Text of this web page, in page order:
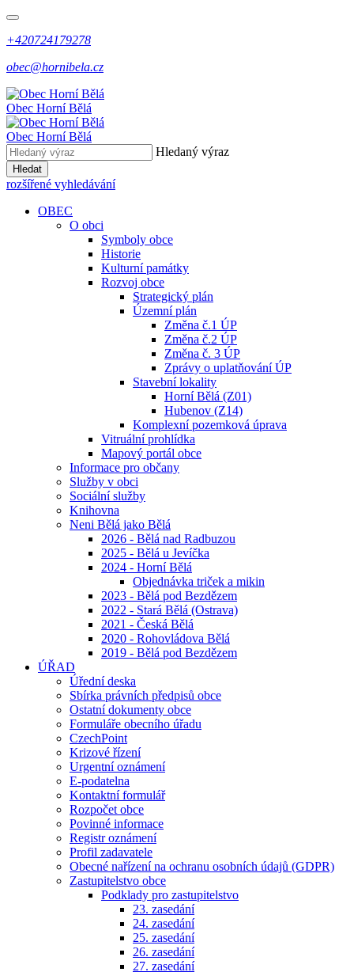
+420724179278
obec@hornibela.cz
Obec HorníBělá
Obec HorníBělá
Hledaný výraz
Hledat
rozšířené vyhledávání
OBEC
O obci
Symboly obce
Historie
Kulturní památky
Rozvoj obce
Strategický plán
Územní plán
Změna č.1 ÚP
Změna č.2 ÚP
Změna č. 3 ÚP
Zprávy o uplatňování ÚP
Stavební lokality
Horní Bělá (Z01)
Hubenov (Z14)
Komplexní pozemková úprava
Vitruální prohlídka
Mapový portál obce
Informace pro občany
Služby v obci
Sociální služby
Knihovna
Neni Bělá jako Bělá
2026 - Bělá nad Radbuzou
2025 - Bělá u Jevíčka
2024 - Horní Bělá
Objednávka triček a mikin
2023 - Bělá pod Bezdězem
2022 - Stará Bělá (Ostrava)
2021 - Česká Bělá
2020 - Rohovládova Bělá
2019 - Bělá pod Bezdězem
ÚŘAD
Úřední deska
Sbírka právních předpisů obce
Ostatní dokumenty obce
Formuláře obecního úřadu
CzechPoint
Krizové řízení
Urgentní oznámení
E-podatelna
Kontaktní formulář
Rozpočet obce
Povinné informace
Registr oznámení
Profil zadavatele
Obecné nařízení na ochranu osobních údajů (GDPR)
Zastupitelstvo obce
Podklady pro zastupitelstvo
23. zasedání
24. zasedání
25. zasedání
26. zasedání
27. zasedání